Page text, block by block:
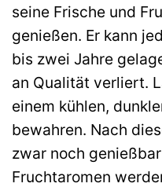
seine Frische und
genießen. Er kann
bis zwei Jahre
an Qualität verliert.
einem kühlen,
bewahren. Nach
zwar noch
Fruchtaromen